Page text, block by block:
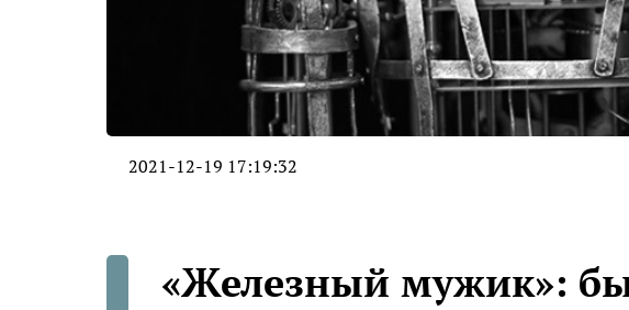
2021-12-19 17:19:32
«Железный мужик»: